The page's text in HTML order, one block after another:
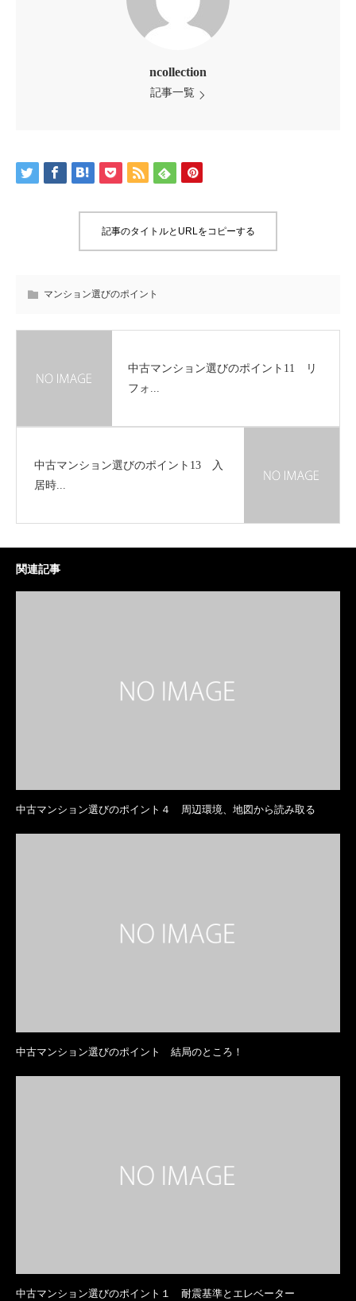
ncollection
記事一覧
記事のタイトルとURLをコピーする
マンション選びのポイント
中古マンション選びのポイント11 リ
フォ...
中古マンション選びのポイント13 入
居時...
関連記事
中古マンション選びのポイント４ 周辺環境、地図から読み取る
中古マンション選びのポイント 結局のところ！
中古マンション選びのポイント１ 耐震基準とエレベーター